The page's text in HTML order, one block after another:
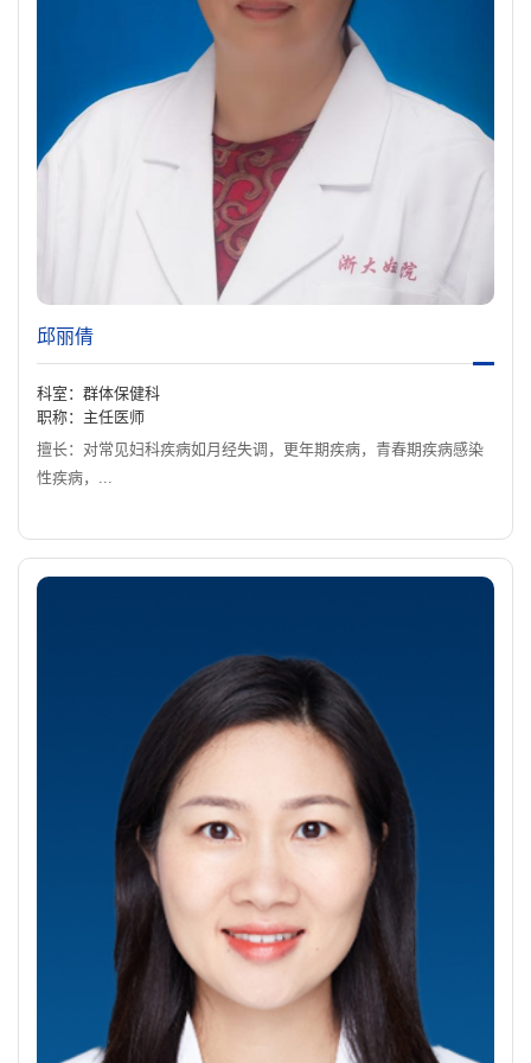
邱丽倩
科室：群体保健科
职称：主任医师
擅长：对常见妇科疾病如月经失调，更年期疾病，青春期疾病感染
性疾病，...